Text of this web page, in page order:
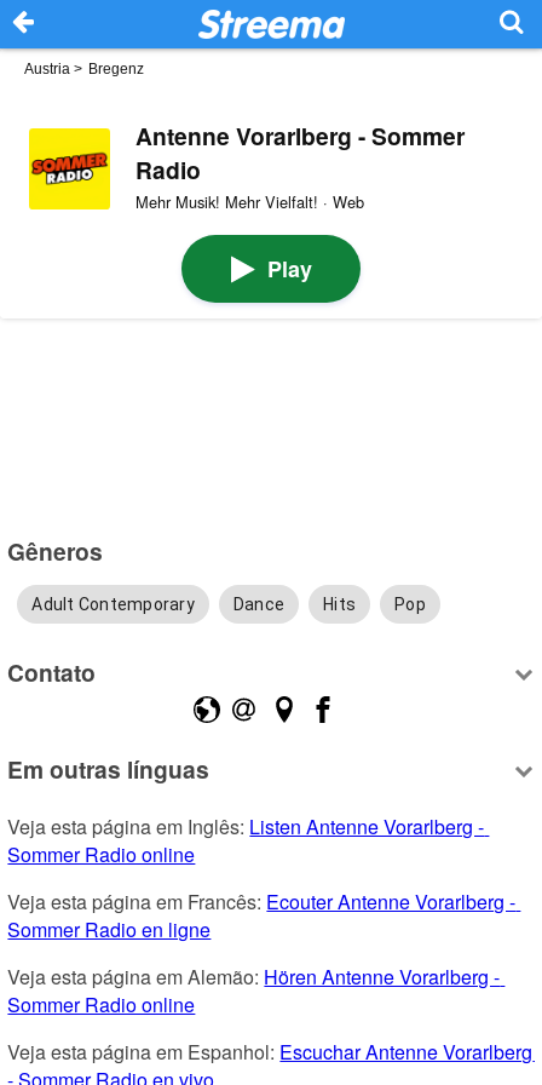
Austria > Bregenz
Antenne Vorarlberg - Sommer
Radio
Mehr Musik! Mehr Vielfalt! · Web
Play
Gêneros
Adult Contemporary Dance Hits Pop
Contato
Em outras línguas
Veja esta página em Inglês: Listen Antenne Vorarlberg -
Sommer Radio online
Veja esta página em Francês: Ecouter Antenne Vorarlberg -
Sommer Radio en ligne
Veja esta página em Alemão: Hören Antenne Vorarlberg -
Sommer Radio online
Veja esta página em Espanhol: Escuchar Antenne Vorarlberg
- Sommer Radio en vivo